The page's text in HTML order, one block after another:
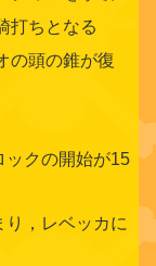
ちとなる
頭の錐が復
クの開始が15
，レベッカに